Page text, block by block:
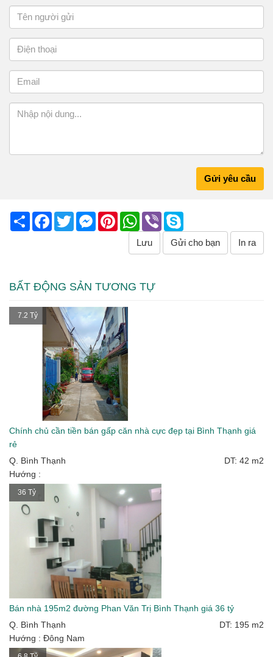
Gửi yêu cầu
Share Facebook
TwitterMessenger
PinterestWhatsApp
Viber
Lưu Gửi cho bạn In ra
BẤT ĐỘNG SẢN TƯƠNG TỰ
7.2 Tỷ
Chính chủ cần tiền bán gấp căn nhà cực đẹp tại Bình Thạnh giá
rẻ
Q. Bình Thạnh
DT: 42 m2
Hướng :
36 Tỷ
Bán nhà 195m2 đường Phan Văn Trị Bình Thạnh giá 36 tỷ
Q. Bình Thạnh
DT: 195 m2
Hướng : Đông Nam